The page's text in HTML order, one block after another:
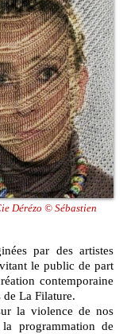
Dérézo © Sébastien
le public de part
contemporaine
de La Filature.
la violence de nos
programmation de